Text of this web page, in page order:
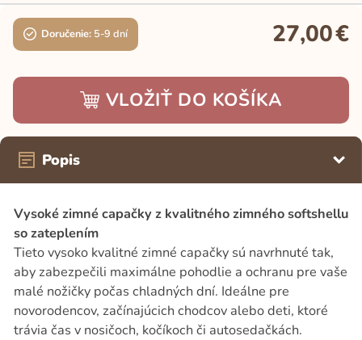
Doručenie: 5-9 dní 27,00€
VLOŽIŤ DO KOŠÍKA
Popis
Vysoké zimné capačky z kvalitného zimného softshellu
so zateplením
Tieto vysoko kvalitné zimné capačky sú navrhnuté tak,
aby zabezpečili maximálne pohodlie a ochranu pre vaše
malé nožičky počas chladných dní. Ideálne pre
novorodencov, začínajúcich chodcov alebo deti, ktoré
trávia čas v nosičoch, kočíkoch či autosedačkách.